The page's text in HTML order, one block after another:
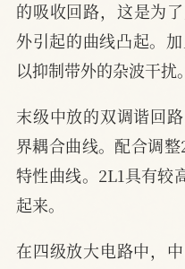
的吸收回路，这是为
外引起的曲线凸起。
以抑制带外的杂波干扰。
末级中放的双调谐回
界耦合曲线。配合调
特性曲线。2L1具有较
起来。
在四级放大电路中，